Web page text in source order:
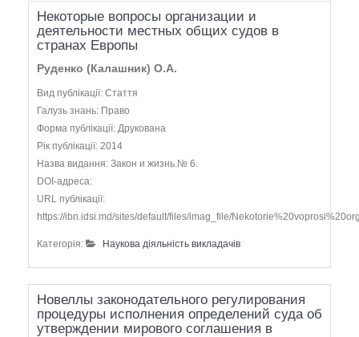
Некоторые вопросы организации и
деятельности местных общих судов в
странах Европы
Руденко (Калашник) О.А.
Вид публікації: Стаття
Галузь знань: Право
Форма публікації: Друкована
Рік публікації: 2014
Назва видання: Закон и жизнь.№ 6.
DOI-адреса:
URL публікації:
https://ibn.idsi.md/sites/default/files/imag_file/
Категорія: Наукова діяльність викладачів
Новеллы законодательного регулирования
процедуры исполнения определений суда об
утверждении мирового соглашения в